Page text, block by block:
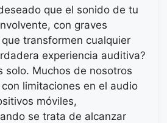
que el sonido de tu
con graves
transformen cualquier
experiencia auditiva?
solo. Muchos de nosotros
limitaciones en el audio
móviles,
se trata de alcanzar